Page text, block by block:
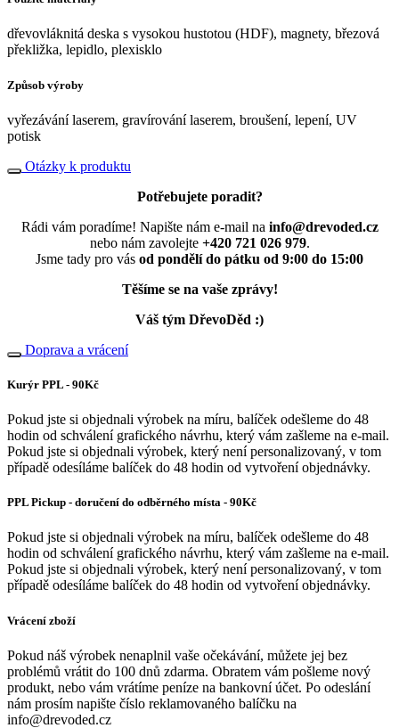
dřevovláknitá deska s vysokou hustotou (HDF), magnety, březová
překližka, lepidlo, plexisklo
Způsob výroby
vyřezávání laserem, gravírování laserem, broušení, lepení, UV
potisk
Otázky k produktu
Potřebujete poradit?
Rádi vám poradíme! Napište nám e-mail na info@drevoded.cz
nebo nám zavolejte +420 721 026 979.
Jsme tady pro vás od pondělí do pátku od 9:00 do 15:00
Těšíme se na vaše zprávy!
Váš tým DřevoDěd :)
Doprava a vrácení
Kurýr PPL - 90Kč
Pokud jste si objednali výrobek na míru, balíček odešleme do 48
hodin od schválení grafického návrhu, který vám zašleme na e-mail.
Pokud jste si objednali výrobek, který není personalizovaný, v tom
případě odesíláme balíček do 48 hodin od vytvoření objednávky.
PPL Pickup - doručení do odběrného místa - 90Kč
Pokud jste si objednali výrobek na míru, balíček odešleme do 48
hodin od schválení grafického návrhu, který vám zašleme na e-mail.
Pokud jste si objednali výrobek, který není personalizovaný, v tom
případě odesíláme balíček do 48 hodin od vytvoření objednávky.
Vrácení zboží
Pokud náš výrobek nenaplnil vaše očekávání, můžete jej bez
problémů vrátit do 100 dnů zdarma. Obratem vám pošleme nový
produkt, nebo vám vrátíme peníze na bankovní účet. Po odeslání
nám prosím napište číslo reklamovaného balíčku na
info@drevoded.cz